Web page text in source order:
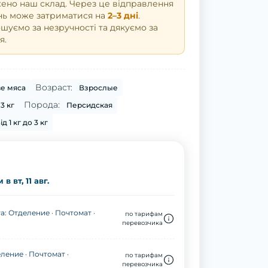
наш склад. Через це відправлення
може затриматися на 2–3 дні.
за незручності та дякуємо за
мяса Возраст:
Взрослые
3 кг
Порода:
Персидская
1 кг до 3 кг
вт, 11 авг.
Отделение · Почтомат ·
по тарифам
перевозчика
· Почтомат ·
по тарифам
перевозчика